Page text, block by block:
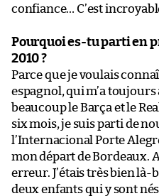
confiance… C’est
Pourquoi es-tu parti en
2010 ?
Parce que je voulais
espagnol, qui m’a
beaucoup le Barça et le
six mois, je suis parti de
l’Internacional Porte
mon départ de Bordeaux.
erreur. J’étais très bien là-
deux enfants qui y sont